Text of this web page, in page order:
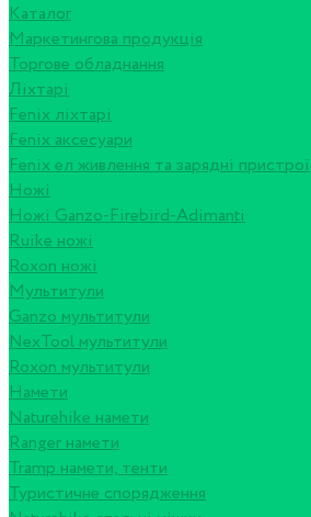
Каталог
Маркетингова продукція
Торгове обладнання
Ліхтарі
Fenix ліхтарі
Fenix аксесуари
Fenix ел живлення та зарядні пристрої
Ножі
Ножі Ganzo-Firebird-Adimanti
Ruike ножі
Roxon ножi
Мультитули
Ganzo мультитули
NexTool мультитули
Roxon мультитули
Намети
Naturehike намети
Ranger намети
Tramp намети, тенти
Туристичне спорядження